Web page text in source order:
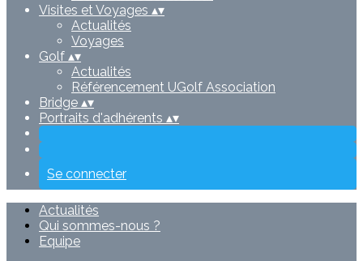
Visites et Voyages ▴▾
Actualités
Voyages
Golf ▴▾
Actualités
Référencement UGolf Association
Bridge ▴▾
Portraits d'adhérents ▴▾
Se connecter
Actualités
Qui sommes-nous ?
Equipe